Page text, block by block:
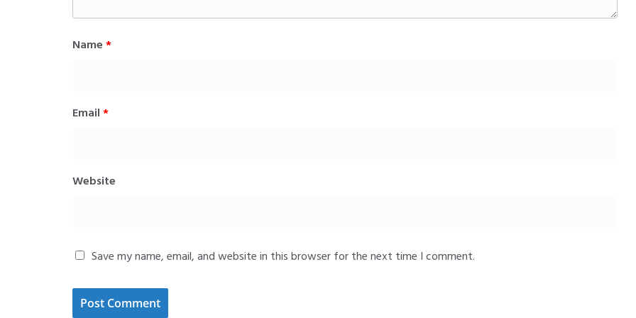
Name *
Email *
Website
Save my name, email, and website in this browser for the next time I comment.